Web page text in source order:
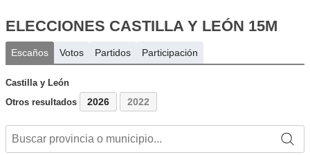
ELECCIONES CASTILLA Y LEÓN 15M
Escaños Votos Partidos Participación
Castilla y León
Otros resultados
2026 2022